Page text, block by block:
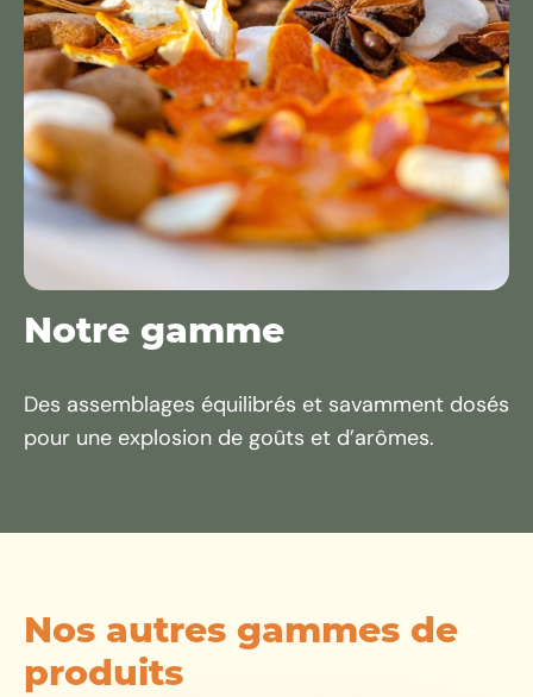
Notre gamme
Des assemblages équilibrés et savamment dosés
pour une explosion de goûts et d’arômes.
Nos autres gammes de
produits